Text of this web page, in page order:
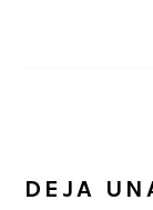
DEJA